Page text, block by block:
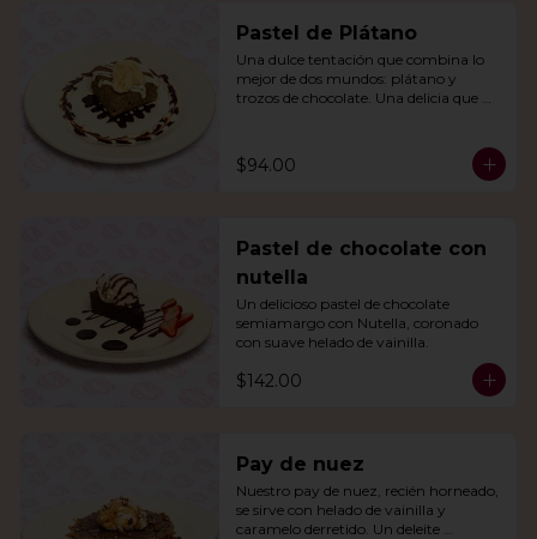
Pastel de Plátano
Una dulce tentación que combina lo
mejor de dos mundos: plátano y
trozos de chocolate. Una delicia que
$94.00
Pastel de chocolate con
nutella
Un delicioso pastel de chocolate
semiamargo con Nutella, coronado
con suave helado de vainilla.
$142.00
Pay de nuez
Nuestro pay de nuez, recién horneado,
se sirve con helado de vainilla y
caramelo derretido. Un deleite